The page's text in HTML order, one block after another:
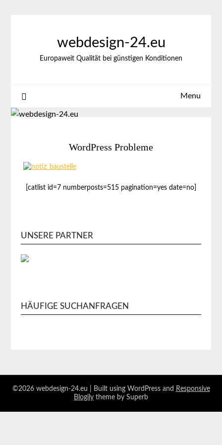
webdesign-24.eu
Europaweit Qualität bei günstigen Konditionen
Menu
WordPress Probleme
[catlist id=7 numberposts=515 pagination=yes date=no]
UNSERE PARTNER
HÄUFIGE SUCHANFRAGEN
©2026 webdesign-24.eu | Built using WordPress and Responsive
Blogily theme by Superb